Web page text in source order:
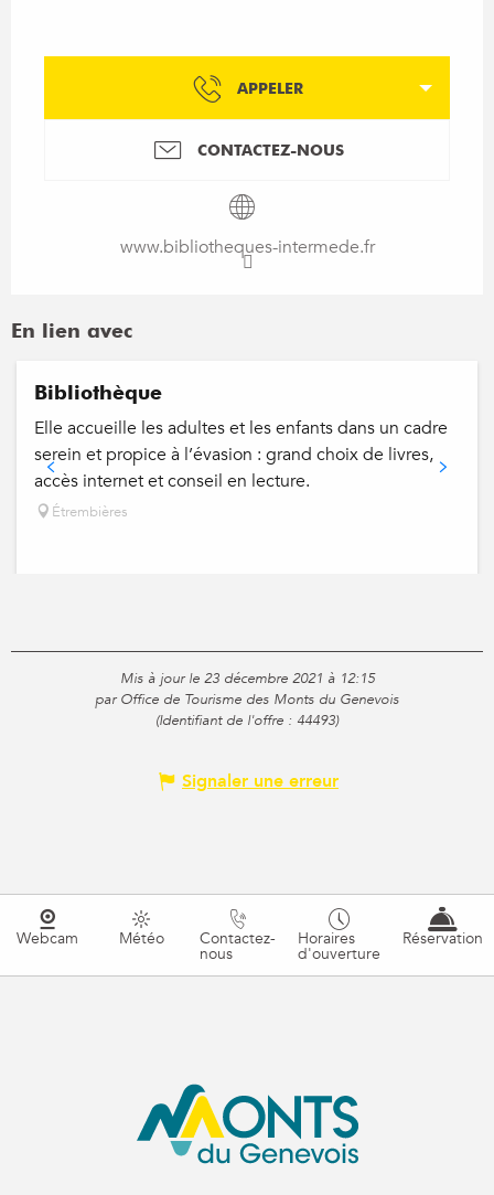
APPELER
CONTACTEZ-NOUS
www.bibliotheques-intermede.fr
En lien avec
Bibliothèque
Elle accueille les adultes et les enfants dans un cadre
serein et propice à l’évasion : grand choix de livres,
accès internet et conseil en lecture.
Étrembières
Mis à jour le 23 décembre 2021 à 12:15
par Office de Tourisme des Monts du Genevois
(Identifiant de l'offre : 44493)
Signaler une erreur
Webcam Météo Contactez-
nous
Horaires
d'ouverture
Réservation